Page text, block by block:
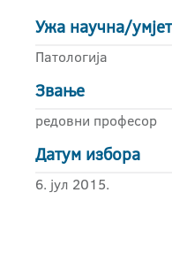
Ужа научна/
Патологија
Звање
редовни професор
Датум избора
6. јул 2015.